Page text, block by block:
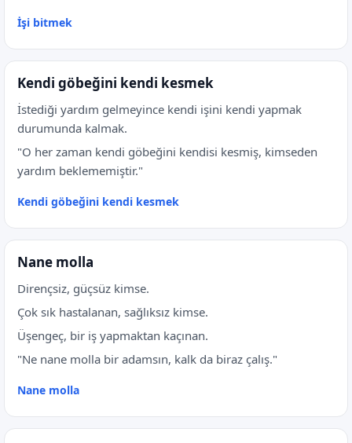
İşi bitmek
Kendi göbeğini kendi kesmek
İstediği yardım gelmeyince kendi işini kendi yapmak
durumunda kalmak.
"O her zaman kendi göbeğini kendisi kesmiş, kimseden
yardım beklememiştir."
Kendi göbeğini kendi kesmek
Nane molla
Dirençsiz, güçsüz kimse.
Çok sık hastalanan, sağlıksız kimse.
Üşengeç, bir iş yapmaktan kaçınan.
"Ne nane molla bir adamsın, kalk da biraz çalış."
Nane molla